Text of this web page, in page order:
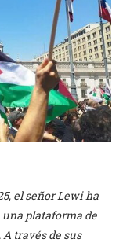
el señor Lewi ha
plataforma de
través de sus